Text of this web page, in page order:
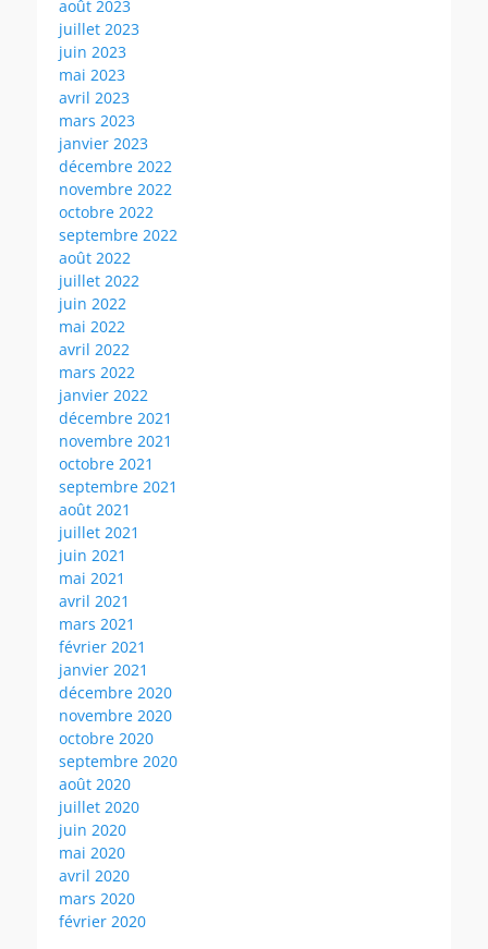
août 2023
juillet 2023
juin 2023
mai 2023
avril 2023
mars 2023
janvier 2023
décembre 2022
novembre 2022
octobre 2022
septembre 2022
août 2022
juillet 2022
juin 2022
mai 2022
avril 2022
mars 2022
janvier 2022
décembre 2021
novembre 2021
octobre 2021
septembre 2021
août 2021
juillet 2021
juin 2021
mai 2021
avril 2021
mars 2021
février 2021
janvier 2021
décembre 2020
novembre 2020
octobre 2020
septembre 2020
août 2020
juillet 2020
juin 2020
mai 2020
avril 2020
mars 2020
février 2020